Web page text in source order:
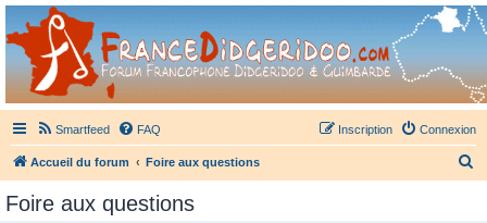
France Didgeridoo
Didgeridoo et Guimbarde sur France Didgeridoo - retrouvez la communauté.
Smartfeed FAQ Connexion
Inscription
Accueil du forum Foire aux questions
Foire aux questions